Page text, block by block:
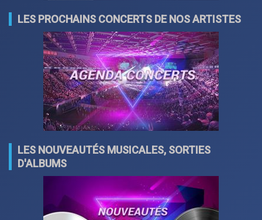
LES PROCHAINS CONCERTS DE NOS ARTISTES
LES NOUVEAUTÉS MUSICALES, SORTIES
D'ALBUMS